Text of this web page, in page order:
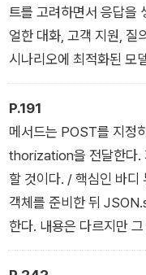
작성한다. render는 첫
링하고 결과를 클라이언
에 전달하는 값을 객체
안의 값을 템플릿 측에서
트를 고려하면서 응답
얼한 대화, 고객 지원, 질
시나리오에 최적화된
범용적인 텍스트를 생
s API는 대화형 응답을
수 있다.
P.191
메서드는 POST를 지
thorization을 전달한다.
할 것이다. / 핵심인 바
객체를 준비한 뒤
한다. 내용은 다르지만
로 여기서는 then으로